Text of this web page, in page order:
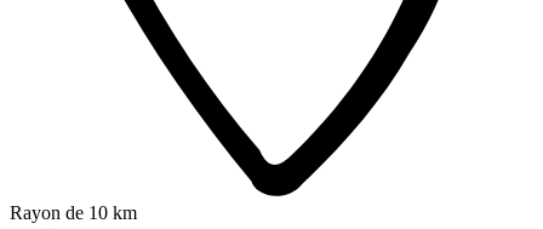
Rayon de 10 km